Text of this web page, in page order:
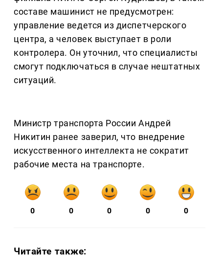
составе машинист не предусмотрен:
управление ведется из диспетчерского
центра, а человек выступает в роли
контролера. Он уточнил, что специалисты
смогут подключаться в случае нештатных
ситуаций.
Министр транспорта России Андрей
Никитин ранее заверил, что внедрение
искусственного интеллекта не сократит
рабочие места на транспорте.
0 0 0 0 0
Читайте также: